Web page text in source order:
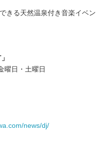
きる天然温泉付き音楽イベン
」
曜日・土曜日
news/dj/